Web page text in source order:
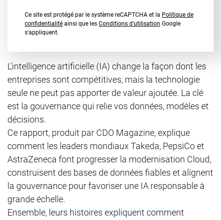
L'intelligence artificielle (IA) change la façon dont les
entreprises sont compétitives, mais la technologie
seule ne peut pas apporter de valeur ajoutée. La clé
est la gouvernance qui relie vos données, modèles et
décisions.
Ce rapport, produit par CDO Magazine, explique
comment les leaders mondiaux Takeda, PepsiCo et
AstraZeneca font progresser la modernisation Cloud,
construisent des bases de données fiables et alignent
la gouvernance pour favoriser une IA responsable à
grande échelle.
Ensemble, leurs histoires expliquent comment
Ce site est protégé par le système reCAPTCHA et la Politique de
confidentialité ainsi que les Conditions d'utilisation Google
s'appliquent.